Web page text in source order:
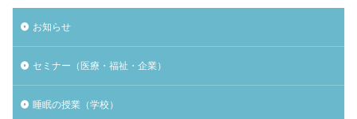
お知らせ
セミナー（医療・福祉・企業）
睡眠の授業（学校）